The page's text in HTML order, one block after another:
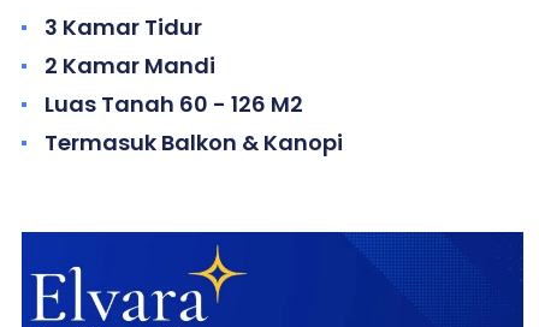
3 Kamar Tidur
2 Kamar Mandi
Luas Tanah 60 - 126 M2
Termasuk Balkon & Kanopi